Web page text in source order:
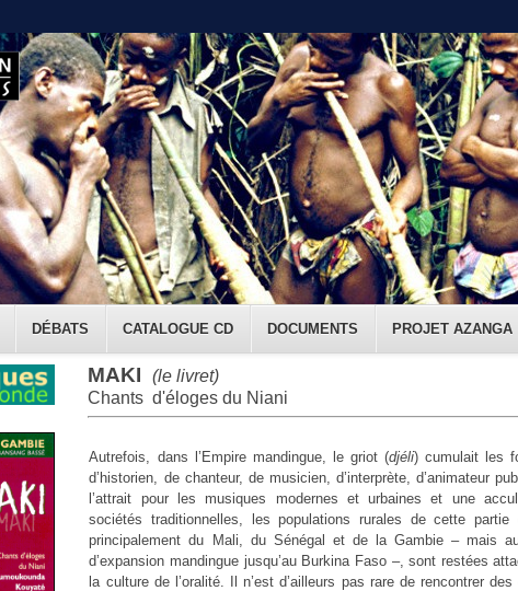
DÉBATS CATALOGUE CD DOCUMENTS PROJET AZANGA
MAKI
(le livret)
Chants d'éloges du Niani
Autrefois, dans l’Empire mandingue, le griot (djéli) cumulait les
d’historien, de chanteur, de musicien, d’interprète, d’animateur
l’attrait pour les musiques modernes et urbaines et une
sociétés traditionnelles, les populations rurales de cette partie
principalement du Mali, du Sénégal et de la Gambie – mais
d’expansion mandingue jusqu’au Burkina Faso –, sont restées
la culture de l’oralité. Il n’est d’ailleurs pas rare de rencontrer